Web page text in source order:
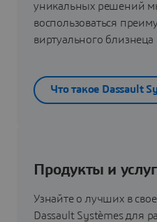
уникальных решений
воспользоваться
виртуального
Что такое Dassault
Продукты и
Узнайте о лучших в
Dassault Systèmes для